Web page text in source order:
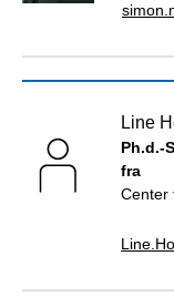
Line
Ph.d.-
fra
Center